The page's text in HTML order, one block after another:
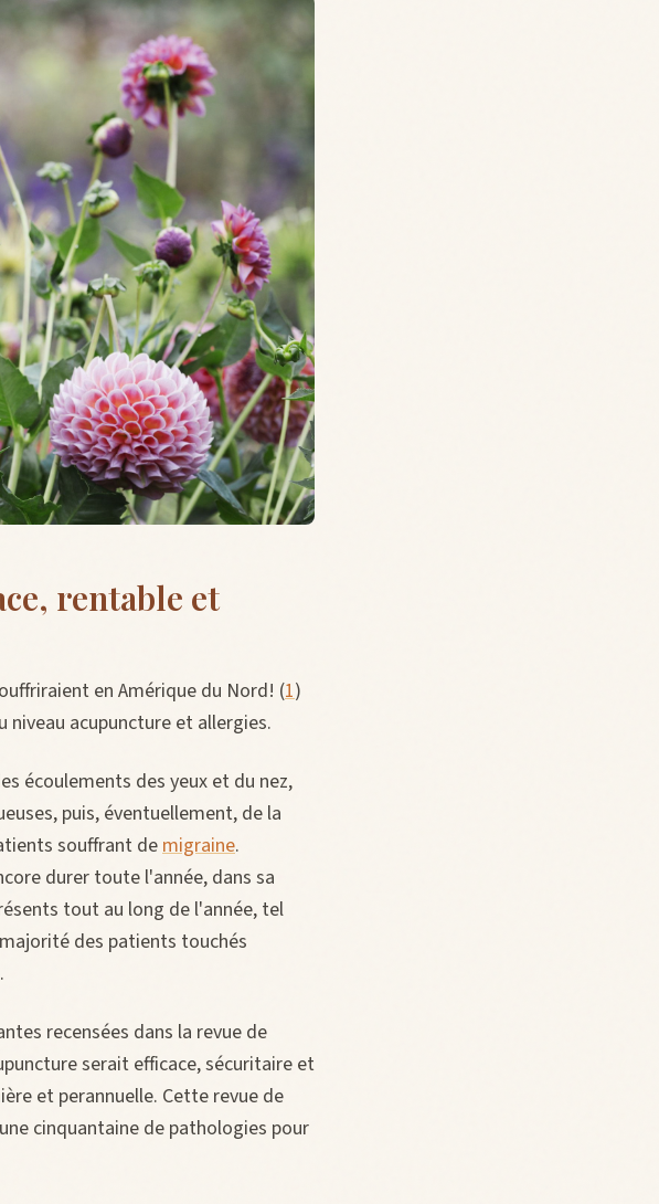
rentable et
en Amérique du Nord! (1)
niveau acupuncture et allergies.
écoulements des yeux et du nez,
puis, éventuellement, de la
souffrant demigraine.
durer toute l'année, dans sa
tout au long de l'année, tel
des patients touchés
recensées dans la revue de
serait efficace, sécuritaire et
et perannuelle. Cette revue de
cinquantaine de pathologies pour